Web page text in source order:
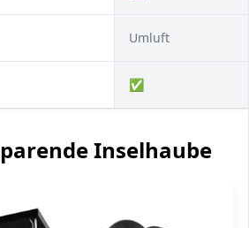
Umluft
✅
Inselhaube